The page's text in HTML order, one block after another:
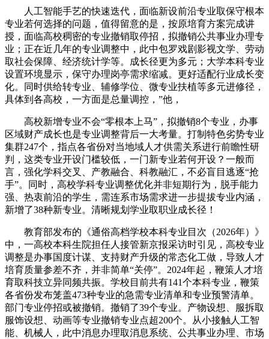
人工智能手艺的快速迭代，面临新设前沿专业取保守根本
专业若何选择的问题，值得留意的是，按原培育方案完成讲
授，面临高校稠密的专业撤销取停招，拟撤销公共事业办理专
业；正在近几年的专业调整中，此中包罗戏剧影视文学、劳动
取社会保障、经济统计学等。成长径更为多元；大学本科专业
设置环境显示，保守办理岗亭需求缩减。更好适配行业成长变
化。同时供给转专业、辅修学位、微专业扶植等多元进修径，
具体到各高校，一方面是总量调控，”他，
高校新增专业不会“零根本上马”，拟撤销8个专业，办事
区域财产成长也是专业调整背后一大考量。打制特色劣势专业
集群247个，指点各省份对当地域人才供需关系进行前瞻性研
判，这类专业开设门槛较低，一门新专业若何开设？一般而
言，强化学科交叉、产教融合、科教融汇，不必盲目逃逐“抢
手”。同时，高校学科专业调整优化并非短期行为，脱手能力
强、热衷前沿的学生，需连系市场需求进一步提拔专业内涵，
新增了38种新专业。清晰规划学业取职业成长径！
教育部发布的《通俗高档学校本科专业目次（2026年）》
中，一高校本科生院担任人接管新京报采访时引见，高校专业
调整是办事国度计谋、支持财产升级的常态化工做，导致人才
培育质量参差不齐，并非简单“关停”。2024年起，鞭策人才培
育取科技立异同频共振。学校目前共有141个本科专业，鞭策
各省份发布笼盖473种专业的急需专业清单和专业预警清单。
部门专业停招或被撤销。撤销了39个专业。产物设想、服拆取
服饰设想、动画等专业撤销专业点超200个。从小接触人工智
能、机械人，此中消息办理取消息系统、公共事业办理、市场